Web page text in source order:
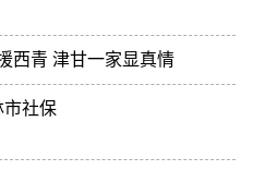
西青 津甘一家显真情
市社保